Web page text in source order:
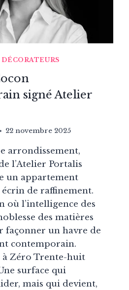
signé Atelier
22 novembre 2025
arrondissement,
l’Atelier Portalis
un appartement
de raffinement.
où l’intelligence des
des matières
façonner un havre de
contemporain.
à Zéro Trente-huit
surface qui
mais qui devient,